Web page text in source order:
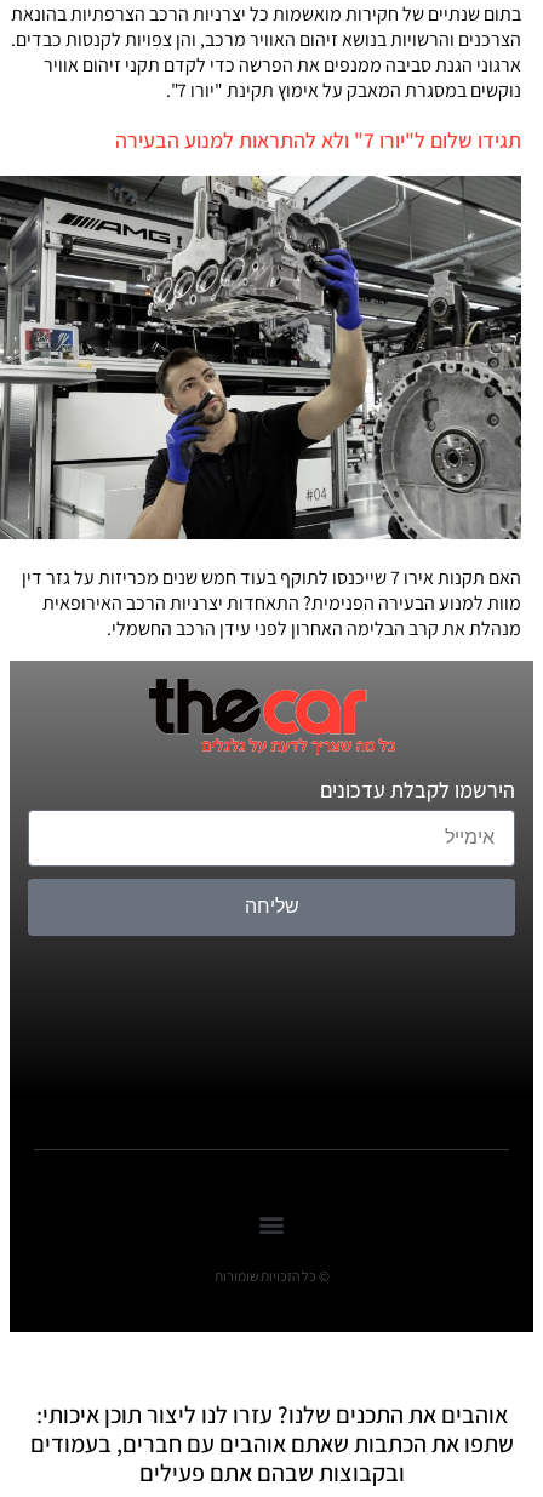
בתום שנתיים של חקירות מואשמות כל יצרניות הרכב הצרפתיות בהונאת
הצרכנים והרשויות בנושא זיהום האוויר מרכב, והן צפויות לקנסות כבדים.
ארגוני הגנת סביבה ממנפים את הפרשה כדי לקדם תקני זיהום אוויר
נוקשים במסגרת המאבק על אימוץ תקינת "יורו 7".
תגידו שלום ל"יורו 7" ולא להתראות למנוע הבעירה
האם תקנות אירו 7 שייכנסו לתוקף בעוד חמש שנים מכריזות על גזר דין
מוות למנוע הבעירה הפנימית? התאחדות יצרניות הרכב האירופאית
מנהלת את קרב הבלימה האחרון לפני עידן הרכב החשמלי.
הירשמו לקבלת עדכונים
שליחה
© כל הזכויות שומורות
אוהבים את התכנים שלנו? עזרו לנו ליצור תוכן איכותי:
שתפו את הכתבות שאתם אוהבים עם חברים, בעמודים
ובקבוצות שבהם אתם פעילים